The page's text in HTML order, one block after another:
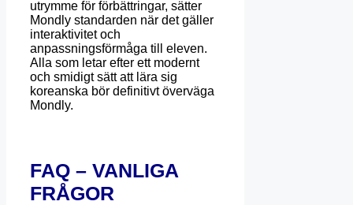
utrymme för förbättringar, sätter
Mondly standarden när det gäller
interaktivitet och
anpassningsförmåga till eleven.
Alla som letar efter ett modernt
och smidigt sätt att lära sig
koreanska bör definitivt överväga
Mondly.
FAQ – VANLIGA
FRÅGOR